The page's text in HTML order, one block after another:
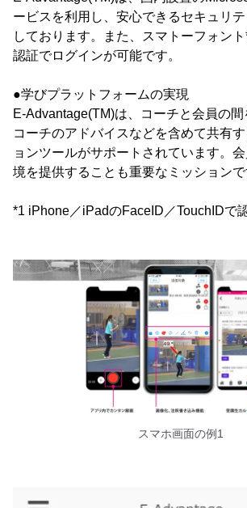
ービスを利用し、安心できるセキュリ
しております。また、スマトーフォン
認証でログインが可能です。
●学びプラットフォームの実現
E-Advantage(TM)は、コーチと会員の
コーチのアドバイスなどを含めて共有
ョンツールがサポートされています。
境を提供することも重要なミッションで
*1 iPhone／iPadのFaceID／TouchIDで
スマホ画面の例1